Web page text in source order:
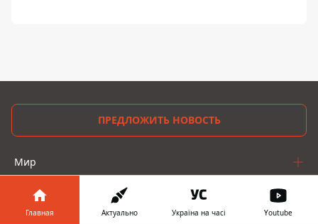
ПРЕДЛОЖИТЬ НОВОСТЬ
Мир
Украина
Главная Актуально Україна на часі Youtube